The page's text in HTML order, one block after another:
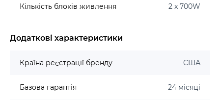
Кількість блоків живлення 2 x 700W
Додаткові характеристики
Країна реєстрації бренду США
Базова гарантія 24 місяці